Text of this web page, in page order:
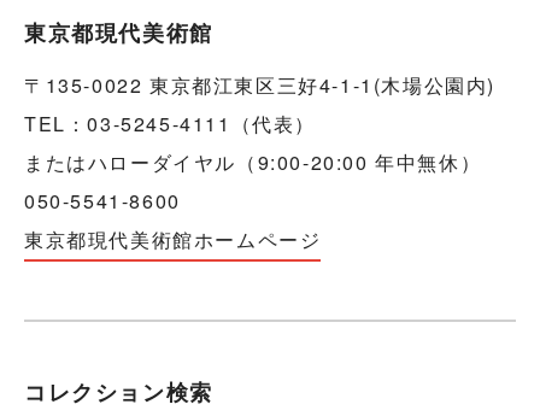
東京都現代美術館
〒135-0022 東京都江東区三好4-1-1(木場公園内)
TEL：03-5245-4111（代表）
またはハローダイヤル（9:00-20:00 年中無休）
050-5541-8600
東京都現代美術館ホームページ
コレクション検索